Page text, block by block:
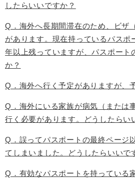
したらいいですか？
Q．海外へ長期間滞在のため、ビザ
があります。現在持っているパスポ
年以上残っていますが、パスポート
か？
Q．海外へ行く予定がありますが、
Q．海外にいる家族が病気（または
行く必要があります。どうしたらい
Q．誤ってパスポートの最終ページ
てしまいました。どうしたらいいで
Q．有効なパスポートを持っている